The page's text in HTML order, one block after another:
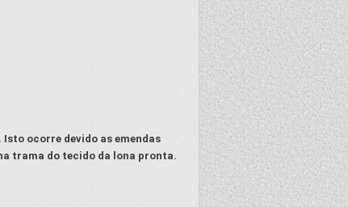
ocorre devido as emendas
trama do tecido da lona pronta.